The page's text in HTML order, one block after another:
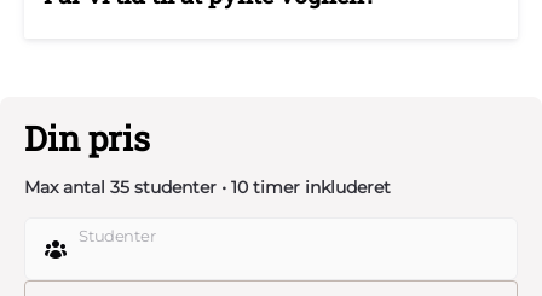
Din pris
Max antal 35 studenter • 10 timer inkluderet
Studenter